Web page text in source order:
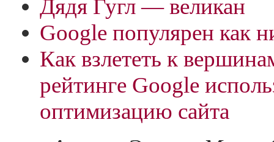
Дядя Гугл — великан
Google популярен как
Как взлететь к
рейтинге Google
оптимизацию сайта